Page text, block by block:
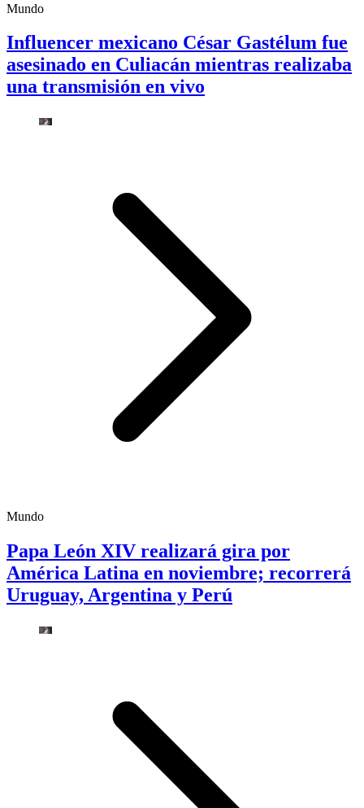
Mundo
Influencer mexicano César Gastélum fue
asesinado en Culiacán mientras realizaba
una transmisión en vivo
Mundo
Papa León XIV realizará gira por
América Latina en noviembre; recorrerá
Uruguay, Argentina y Perú